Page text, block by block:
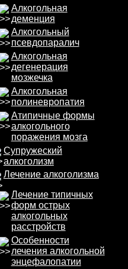
Алкогольная
деменция
Алкогольный
псевдопаралич
Алкогольная
дегенерация
мозжечка
Алкогольная
полиневропатия
Атипичные формы
алкогольного
поражения мозга
Супружеский
алкоголизм
Лечение алкоголизма
Лечение типичных
форм острых
алкогольных
расстройств
Особенности
лечения алкогольной
энцефалопатии